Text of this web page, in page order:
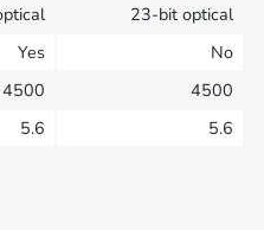
23-bit optical
Yes
No
4500
4500
5.6 5.6